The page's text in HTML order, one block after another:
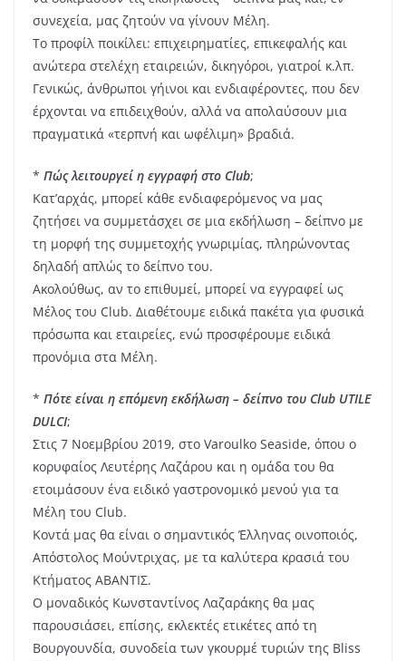
συνεχεία, μας ζητούν να γίνουν Μέλη.
Το προφίλ ποικίλει: επιχειρηματίες, επικεφαλής και
ανώτερα στελέχη εταιρειών, δικηγόροι, γιατροί κ.λπ.
Γενικώς, άνθρωποι γήινοι και ενδιαφέροντες, που δεν
έρχονται να επιδειχθούν, αλλά να απολαύσουν μια
πραγματικά «τερπνή και ωφέλιμη» βραδιά.
* Πώς λειτουργεί η εγγραφή στο Club;
Κατ’αρχάς, μπορεί κάθε ενδιαφερόμενος να μας
ζητήσει να συμμετάσχει σε μια εκδήλωση – δείπνο με
τη μορφή της συμμετοχής γνωριμίας, πληρώνοντας
δηλαδή απλώς το δείπνο του.
Ακολούθως, αν το επιθυμεί, μπορεί να εγγραφεί ως
Μέλος του Club. Διαθέτουμε ειδικά πακέτα για φυσικά
πρόσωπα και εταιρείες, ενώ προσφέρουμε ειδικά
προνόμια στα Μέλη.
* Πότε είναι η επόμενη εκδήλωση – δείπνο του Club UTILE
DULCI;
Στις 7 Νοεμβρίου 2019, στο Varoulko Seaside, όπου ο
κορυφαίος Λευτέρης Λαζάρου και η ομάδα του θα
ετοιμάσουν ένα ειδικό γαστρονομικό μενού για τα
Μέλη του Club.
Κοντά μας θα είναι ο σημαντικός Έλληνας οινοποιός,
Απόστολος Μούντριχας, με τα καλύτερα κρασιά του
Κτήματος ΑΒΑΝΤΙΣ.
Ο μοναδικός Κωνσταντίνος Λαζαράκης θα μας
παρουσιάσει, επίσης, εκλεκτές ετικέτες από τη
Βουργουνδία, συνοδεία των γκουρμέ τυριών της Bliss